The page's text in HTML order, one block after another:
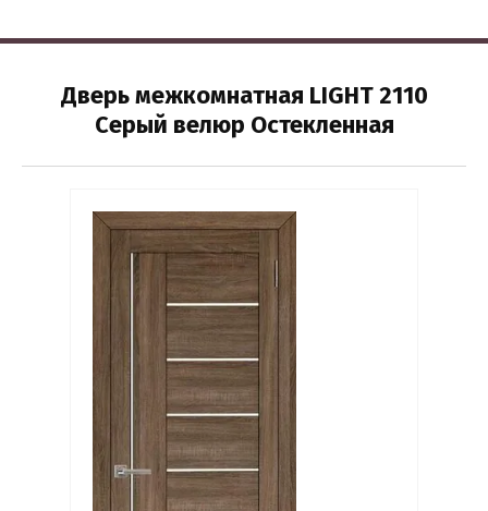
Дверь межкомнатная LIGHT 2110
Серый велюр Остекленная
Текст:
Выберите...
Производитель: